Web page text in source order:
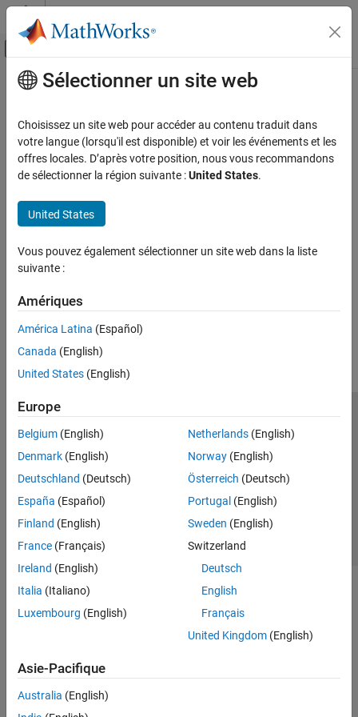
Passer au contenu
Activer/désactiver l'affichage du menu
Accueil de la documentation
Contenu principal
How useful was this information?
Sélectionner un site web
Choisissez un site web pour accéder au contenu traduit dans
votre langue (lorsqu'il est disponible) et voir les événements et les
offres locales. D’après votre position, nous vous recommandons
de sélectionner la région suivante :United States.
United States
Vous pouvez également sélectionner un site web dans la liste
suivante :
Amériques
América Latina (Español)
Canada (English)
United States (English)
Europe
Belgium (English)
Denmark (English)
Deutschland (Deutsch)
España (Español)
Finland (English)
France (Français)
Ireland (English)
Italia (Italiano)
Luxembourg (English)
Netherlands(English)
Norway(English)
Österreich (Deutsch)
Portugal (English)
Sweden (English)
Switzerland
Deutsch
English
Français
United Kingdom(English)
Asie-Pacifique
Australia (English)
Lutte anti-piratage
Contacts locaux
© 1994-2026 The MathWorks, Inc.